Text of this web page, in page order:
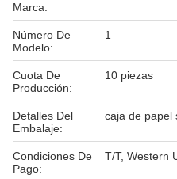
Marca:
Número De
Modelo:
1
Cuota De
Producción:
10 piezas
Detalles Del
Embalaje:
caja de papel
Condiciones De
Pago:
T/T, Western